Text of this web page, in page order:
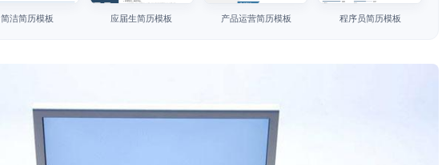
简洁简历模板 应届生简历模板 产品运营简历模板 程序员简历模板